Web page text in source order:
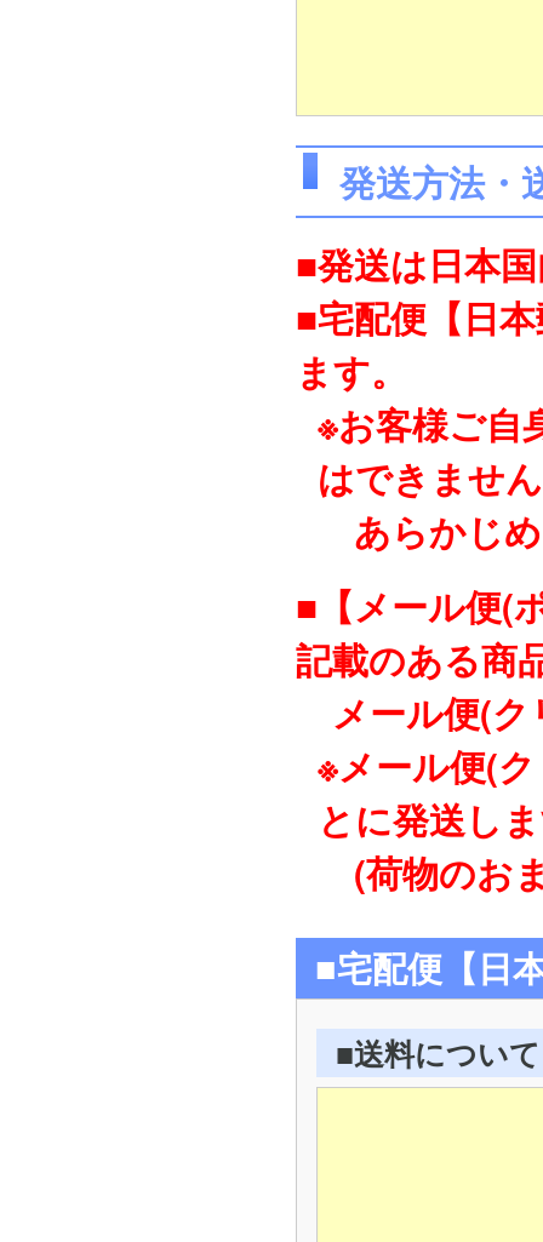
発送方法・
■発送は日本
■宅配便【日
ます。
※お客様ご自
はできませ
あらかじ
■【メール便(
記載のある商
メール便(ク
※メール便(
とに発送し
(荷物のお
■宅配便【日
■送料について